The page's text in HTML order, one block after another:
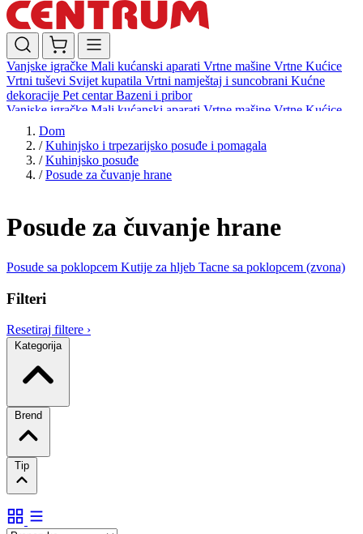
Vanjske igračke Mali kućanski aparati Vrtne mašine Vrtne Kućice
Vrtni tuševi Svijet kupatila Vrtni namještaj i suncobrani Kućne
dekoracije Pet centarBazeni i pribor
Vanjske igračke Mali kućanski aparati Vrtne mašine Vrtne Kućice
Vrtni tuševi
dekoracijePet centar Bazeni i pribor
Dom
/ Kuhinjsko i trpezarijsko posuđe i pomagala
/ Kuhinjsko posuđe
/ Posude za čuvanje hrane
Posude za čuvanje hrane
Posude sa poklopcem Kutije za hljeb Tacne sa poklopcem (zvona)
Filteri
Resetiraj filtere ›
Kategorija
Brend
Tip